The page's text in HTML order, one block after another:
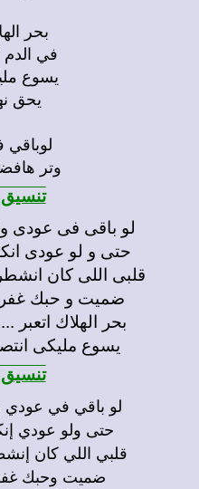
بحر
في الدم
يسوع
يحق
وتر
لو باقى فى عودى
حتى و لو عودى
قلبى اللى كان
ضميت و حبك غفر
بحر الهلاك اتعبر
يسوع مليكى
لو باقي في عودي
حتى ولو عودي
قلبي اللي كان
ضميت وحبك غفر